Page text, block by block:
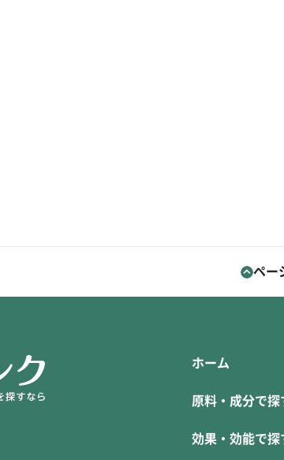
ペー
ホーム
原料・成分で探
効果・効能で探